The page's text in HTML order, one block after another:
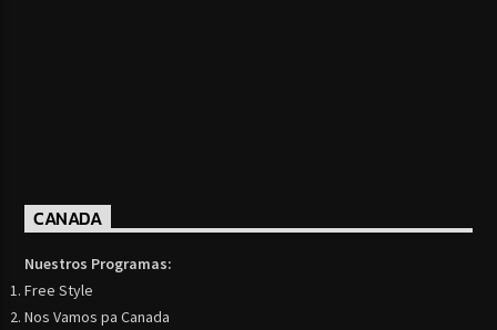
CANADA
Nuestros Programas:
Free Style
Nos Vamos pa Canada